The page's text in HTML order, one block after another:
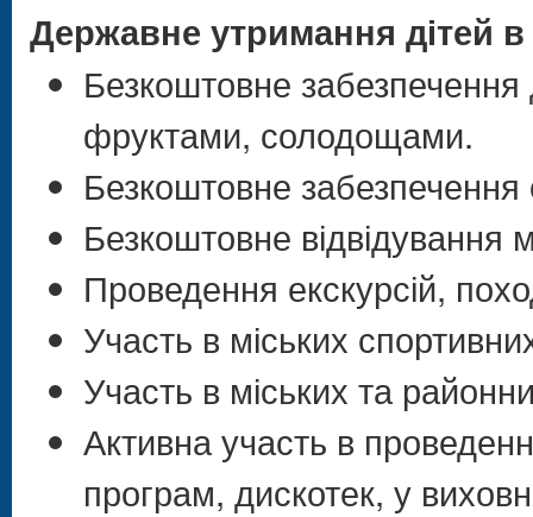
Державне утримання дітей
Безкоштовне забезпечення
фруктами, солодощами.
Безкоштовне
Безкоштовне відвідування
Проведення екскурсій,
Участь в міських
Участь в міських та
Активна участь в
програм, дискотек, у